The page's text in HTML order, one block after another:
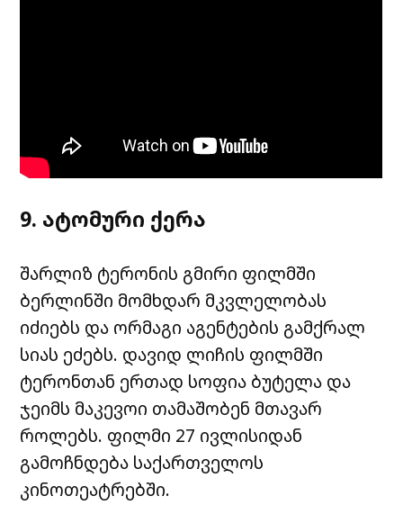
9. ატომური ქერა
შარლიზ ტერონის გმირი ფილმში
ბერლინში მომხდარ მკვლელობას
იძიებს და ორმაგი აგენტების გამქრალ
სიას ეძებს. დავიდ ლიჩის ფილმში
ტერონთან ერთად სოფია ბუტელა და
ჯეიმს მაკევოი თამაშობენ მთავარ
როლებს. ფილმი 27 ივლისიდან
გამოჩნდება საქართველოს
კინოთეატრებში.